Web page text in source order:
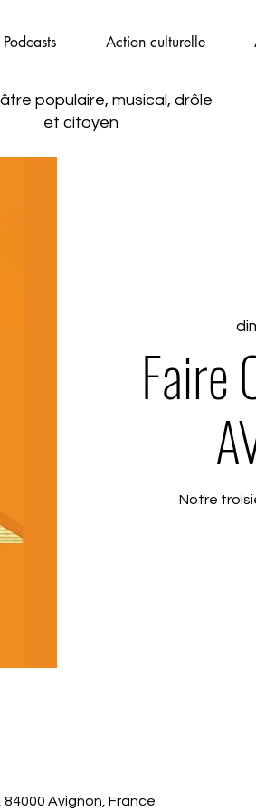
Podcasts Action culturelle
populaire, musical, drôle
et citoyen
Faire
Notre
Avignon, France